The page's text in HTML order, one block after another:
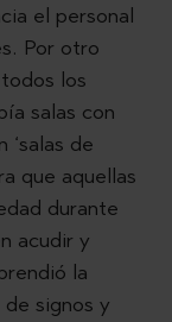
el personal
Por otro
los
salas con
‘salas de
que aquellas
durante
acudir y
la
signos y